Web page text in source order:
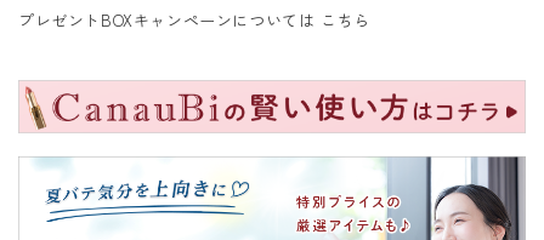
プレゼントBOXキャンペーンについては こちら